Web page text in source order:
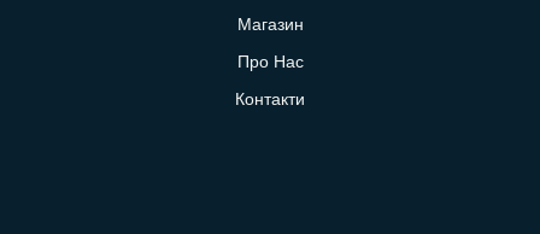
Магазин
Про Нас
Контакти